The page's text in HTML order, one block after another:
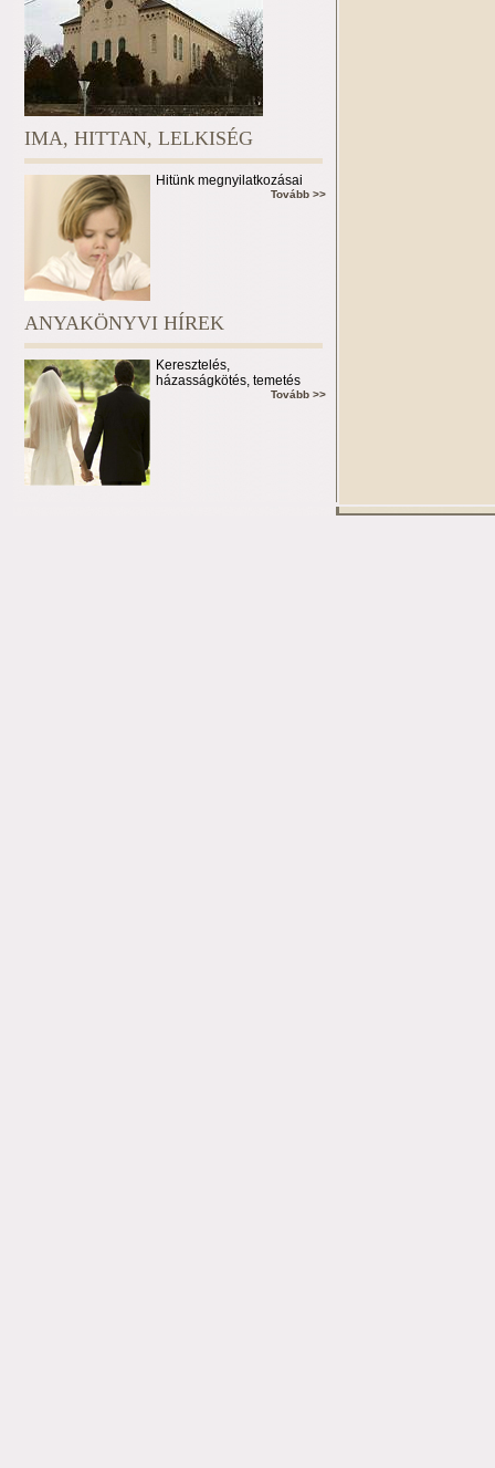
IMA, HITTAN, LELKISÉG
Hitünk megnyilatkozásai
Tovább >>
ANYAKÖNYVI HÍREK
Keresztelés,
házasságkötés, temetés
Tovább >>